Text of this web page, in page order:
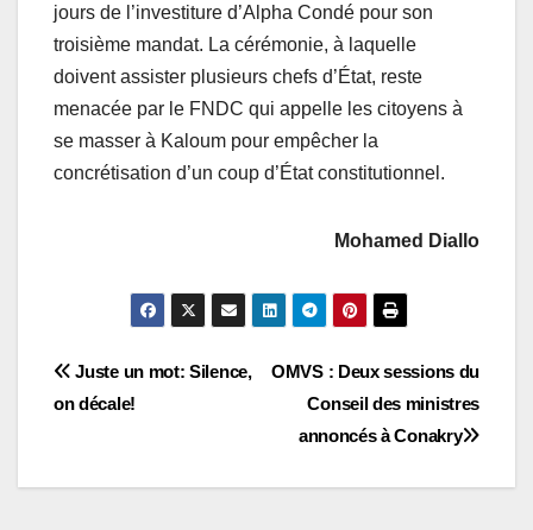
jours de l’investiture d’Alpha Condé pour son
troisième mandat. La cérémonie, à laquelle
doivent assister plusieurs chefs d’État, reste
menacée par le FNDC qui appelle les citoyens à
se masser à Kaloum pour empêcher la
concrétisation d’un coup d’État constitutionnel.
Mohamed Diallo
Navigation
l’article
OMVS : Deux sessions du
Conseil des ministres
annoncés à Conakry
Juste un mot: Silence,
on décale!